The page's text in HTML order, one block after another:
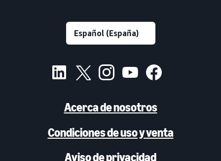
Acerca de nosotros
Condiciones de uso y venta
Aviso de privacidad